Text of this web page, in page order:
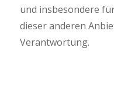
und insbesondere
dieser anderen
Verantwortung.